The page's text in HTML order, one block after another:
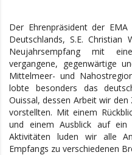
Der Ehrenpräsident der
Deutschlands, S.E. Christian
Neujahrsempfang mit
vergangene, gegenwärtige
Mittelmeer- und
lobte besonders das
Ouissal, dessen Arbeit wir
vorstellten. Mit einem
und einem Ausblick auf
Aktivitäten luden wir alle
Empfangs zu verschiedenen